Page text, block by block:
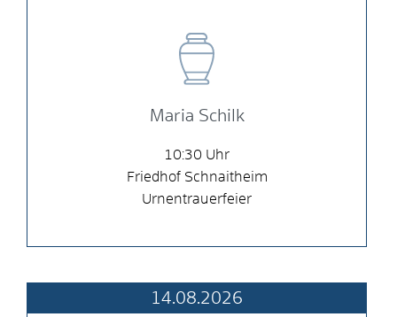
Maria Schilk
10:30
Friedhof Schnaitheim
Urnentrauerfeier
14.08.2026